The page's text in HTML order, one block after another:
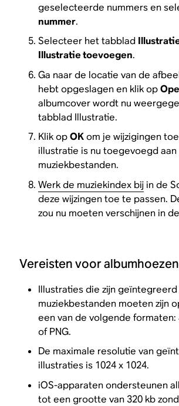
geselecteerde nummers en
nummer.
Selecteer het tabblad
Illustratie toevoegen.
Ga naar de locatie van de
hebt opgeslagen en klik op
albumcover wordt nu
tabblad Illustratie.
Klik opOKom je wijzigingen
illustratie is nu toegevoegd aan
muziekbestanden.
Werk de muziekindex bijin de
deze wijzingen toe te passen.
zou nu moeten verschijnen in
Vereisten voor
Illustraties die zijn geïntegreerd
muziekbestanden moeten zijn
een van de volgende formaten:
of PNG.
De maximale resolutie van
illustraties is 1024 x 1024.
iOS-apparaten ondersteunen
tot een grootte van 320 kb